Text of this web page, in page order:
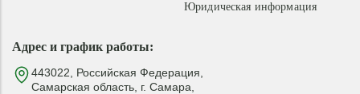
Адрес и график работы:
443022, Российская Федерация,
Самарская область, г. Самара,
Юридическая информация